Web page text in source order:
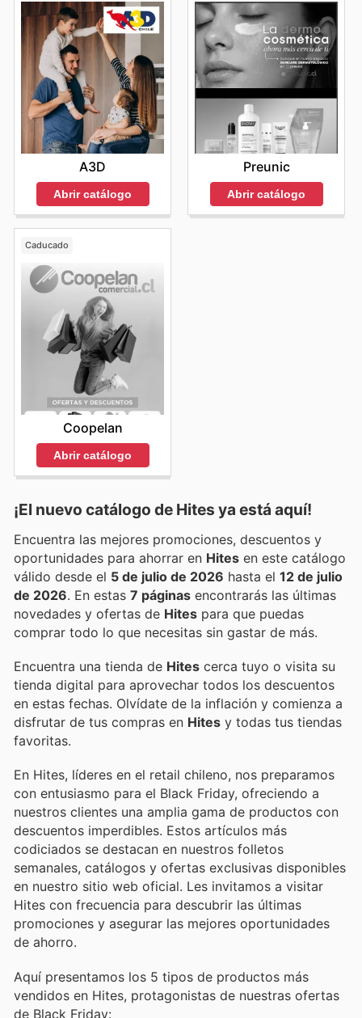
A3D
Abrir catálogo
Preunic
Abrir catálogo
Caducado
Coopelan
Abrir catálogo
¡El nuevo catálogo de Hites ya está aquí!
Encuentra las mejores promociones, descuentos y
oportunidades para ahorrar en Hites en este catálogo
válido desde el 5 de julio de 2026 hasta el 12 de julio
de 2026 . En estas 7 páginas encontrarás las últimas
novedades y ofertas de Hites para que puedas
comprar todo lo que necesitas sin gastar de más.
Encuentra una tienda de Hites cerca tuyo o visita su
tienda digital para aprovechar todos los descuentos
en estas fechas. Olvídate de la inflación y comienza a
disfrutar de tus compras en Hites y todas tus tiendas
favoritas.
En Hites, líderes en el retail chileno, nos preparamos
con entusiasmo para el Black Friday, ofreciendo a
nuestros clientes una amplia gama de productos con
descuentos imperdibles. Estos artículos más
codiciados se destacan en nuestros folletos
semanales, catálogos y ofertas exclusivas disponibles
en nuestro sitio web oficial. Les invitamos a visitar
Hites con frecuencia para descubrir las últimas
promociones y asegurar las mejores oportunidades
de ahorro.
Aquí presentamos los 5 tipos de productos más
vendidos en Hites, protagonistas de nuestras ofertas
de Black Friday: